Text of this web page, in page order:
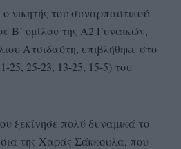
νικητής του συναρπαστικού
Β’ ομίλου της Α2 Γυναικών,
Ατσιδαύτη, επιβλήθηκε στο
25, 25-23, 13-25, 15-5) του
ξεκίνησε πολύ δυναμικά το
της Χαράς Σάκκουλα, που